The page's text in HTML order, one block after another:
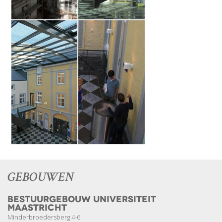
GEBOUWEN
Bestuurgebouw Universiteit
Maastricht
Minderbroedersberg 4-6